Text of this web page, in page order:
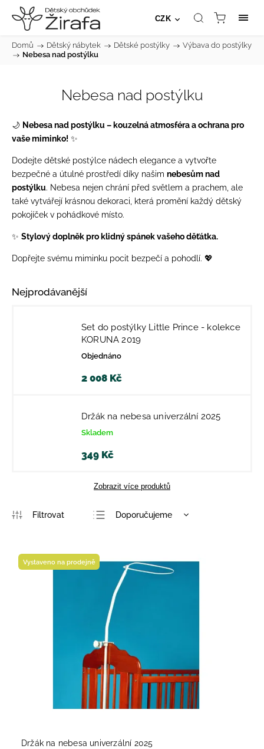
CZK
Domů / Dětský nábytek / Dětské postýlky /
Výbava do postýlky
/
Nebesa nad postýlku
Nebesa nad postýlku
🌙 Nebesa nad postýlku – kouzelná atmosféra a ochrana pro
vaše miminko! ✨
Dodejte dětské postýlce nádech elegance a vytvořte
bezpečné a útulné prostředí díky našim nebesům nad
postýlku. Nebesa nejen chrání před světlem a prachem, ale
také vytvářejí krásnou dekoraci, která promění každý dětský
pokojíček v pohádkové místo.
✨ Stylový doplněk pro klidný spánek vašeho děťátka.
Dopřejte svému miminku pocit bezpečí a pohodlí. 💖
Nejprodávanější
Set do postýlky Little Prince - kolekce
KORUNA 2019
Objednáno
2 008 Kč
Držák na nebesa univerzální 2025
Skladem
349 Kč
Zobrazit více produktů
Doporučujeme
Nejprodávanější
Abecedně
Vystaveno na prodejně
Držák na nebesa univerzální 2025